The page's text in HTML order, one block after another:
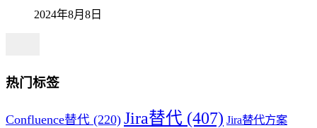
2024年8月8日
热门标签
Confluence替代 (220) Jira替代 (407) Jira替代方案